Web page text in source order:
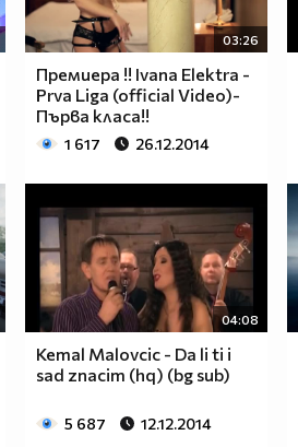
03:26
Премиера !! Ivana Elektra -
Prva Liga (official Video)-
Първа класа!!
1 617 26.12.2014
04:08
Kemal Malovcic - Da li ti i
sad znacim (hq) (bg sub)
5 687 12.12.2014